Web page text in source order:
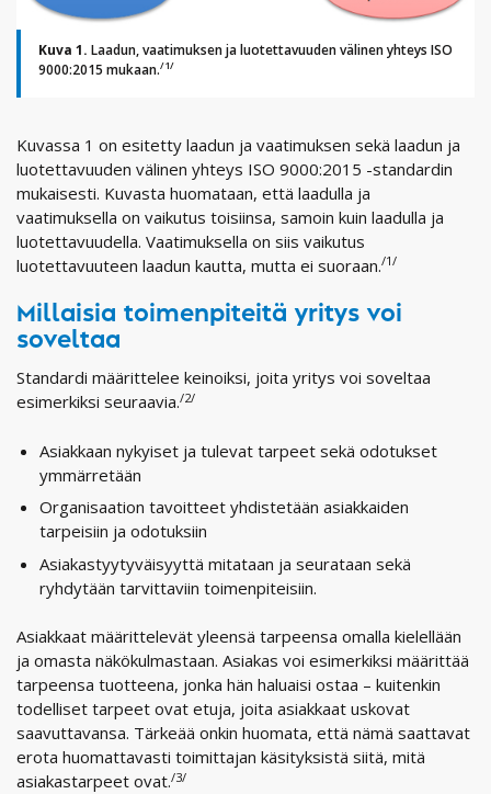
Kuva 1. Laadun, vaatimuksen ja luotettavuuden välinen yhteys ISO
9000:2015 mukaan./1/
Kuvassa 1 on esitetty laadun ja vaatimuksen sekä laadun ja
luotettavuuden välinen yhteys ISO 9000:2015 -standardin
mukaisesti. Kuvasta huomataan, että laadulla ja
vaatimuksella on vaikutus toisiinsa, samoin kuin laadulla ja
luotettavuudella. Vaatimuksella on siis vaikutus
luotettavuuteen laadun kautta, mutta ei suoraan./1/
Millaisia toimenpiteitä yritys voi
soveltaa
Standardi määrittelee keinoiksi, joita yritys voi soveltaa
esimerkiksi seuraavia./2/
Asiakkaan nykyiset ja tulevat tarpeet sekä odotukset
ymmärretään
Organisaation tavoitteet yhdistetään asiakkaiden
tarpeisiin ja odotuksiin
Asiakastyytyväisyyttä mitataan ja seurataan sekä
ryhdytään tarvittaviin toimenpiteisiin.
Asiakkaat määrittelevät yleensä tarpeensa omalla kielellään
ja omasta näkökulmastaan. Asiakas voi esimerkiksi määrittää
tarpeensa tuotteena, jonka hän haluaisi ostaa – kuitenkin
todelliset tarpeet ovat etuja, joita asiakkaat uskovat
saavuttavansa. Tärkeää onkin huomata, että nämä saattavat
erota huomattavasti toimittajan käsityksistä siitä, mitä
asiakastarpeet ovat./3/